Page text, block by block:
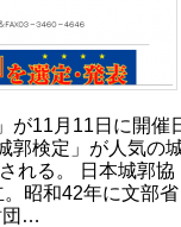
が11月11日に開催
郭検定」が人気の
れる。 日本城郭協
昭和42年に文部省
団…